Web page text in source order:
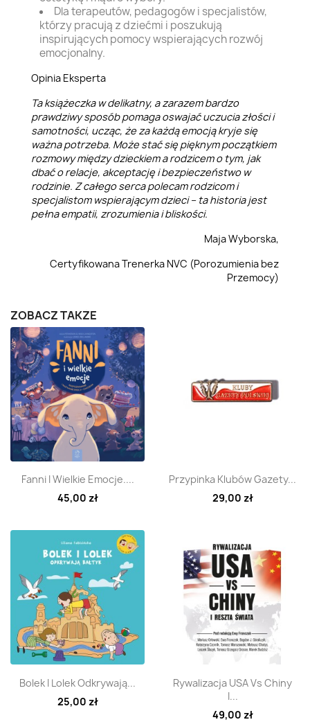
Dla terapeutów, pedagogów i specjalistów,
którzy pracują z dziećmi i poszukują
inspirujących pomocy wspierających rozwój
emocjonalny.
Opinia Eksperta
Ta książeczka w delikatny, a zarazem bardzo
prawdziwy sposób pomaga oswajać uczucia złości i
samotności, ucząc, że za każdą emocją kryje się
ważna potrzeba. Może stać się pięknym początkiem
rozmowy między dzieckiem a rodzicem o tym, jak
dbać o relacje, akceptację i bezpieczeństwo w
rodzinie. Z całego serca polecam rodzicom i
specjalistom wspierającym dzieci – ta historia jest
pełna empatii, zrozumienia i bliskości.
Maja Wyborska,
Certyfikowana Trenerka NVC (Porozumienia bez
Przemocy)
ZOBACZ TAKŻE
Szybki podgląd
Fanni I Wielkie Emocje....
45,00 zł
Szybki podgląd
Przypinka Klubów Gazety...
29,00 zł
Szybki podgląd
Bolek I Lolek Odkrywają...
25,00 zł
Szybki podgląd
Rywalizacja USA Vs Chiny
I...
49,00 zł